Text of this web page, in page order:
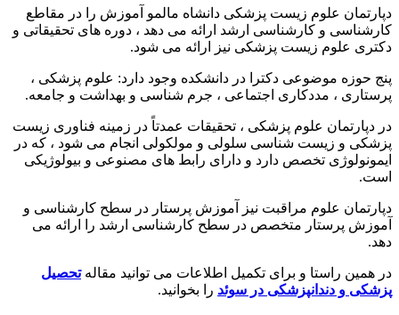
دپارتمان علوم زیست پزشکی دانشاه مالمو آموزش را در مقاطع
کارشناسی و کارشناسی ارشد ارائه می دهد ، دوره های تحقیقاتی و
دکتری علوم زیست پزشکی نیز ارائه می شود.
پنج حوزه موضوعی دکترا در دانشکده وجود دارد: علوم پزشکی ،
پرستاری ، مددکاری اجتماعی ، جرم شناسی و بهداشت و جامعه.
در دپارتمان علوم پزشکی ، تحقیقات عمدتاً در زمینه فناوری زیست
پزشکی و زیست شناسی سلولی و مولکولی انجام می شود ، که در
ایمونولوژی تخصص دارد و دارای رابط های مصنوعی و بیولوژیکی
است.
دپارتمان علوم مراقبت نیز آموزش پرستار در سطح کارشناسی و
آموزش پرستار متخصص در سطح کارشناسی ارشد را ارائه می
دهد.
در همین راستا و برای تکمیل اطلاعات می توانید مقالهتحصیل
پزشکی و دندانپزشکی در سوئد را بخوانید.